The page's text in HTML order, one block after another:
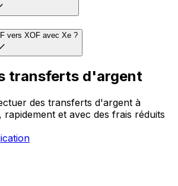
vers XOF avec Xe ?
transferts d'argent
des transferts d'argent à
et avec des frais réduits